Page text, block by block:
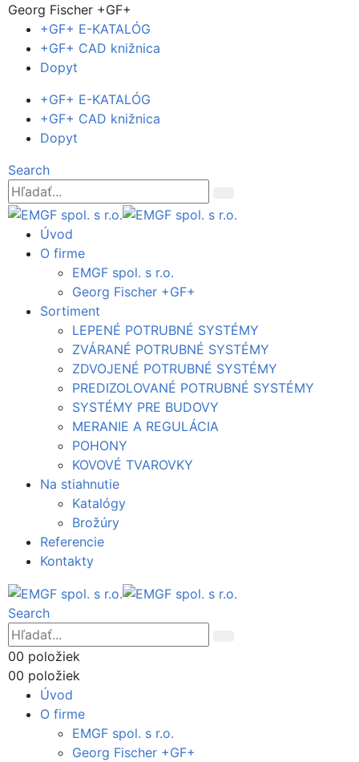
Georg Fischer +GF+
+GF+ E-KATALÓG
+GF+ CAD knižnica
Dopyt
+GF+ E-KATALÓG
+GF+ CAD knižnica
Dopyt
Search
Úvod
O firme
EMGF spol. s r.o.
Georg Fischer +GF+
Sortiment
LEPENÉ POTRUBNÉ SYSTÉMY
ZVÁRANÉ POTRUBNÉ SYSTÉMY
ZDVOJENÉ POTRUBNÉ SYSTÉMY
PREDIZOLOVANÉ POTRUBNÉ SYSTÉMY
SYSTÉMY PRE BUDOVY
MERANIE A REGULÁCIA
POHONY
KOVOVÉ TVAROVKY
Na stiahnutie
Katalógy
Brožúry
Referencie
Kontakty
Search
00 položiek
00 položiek
Úvod
O firme
EMGF spol. s r.o.
Georg Fischer +GF+